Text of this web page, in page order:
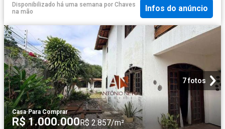
Disponibilizado há uma semana por Chaves
na mão
Infos do anúncio
7 fotos
Casa·Para Comprar
R$ 1.000.000R$ 2.857/m²